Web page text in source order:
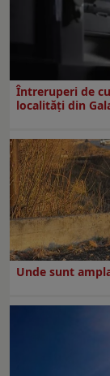
Întreruperi de
localități din
Unde sunt